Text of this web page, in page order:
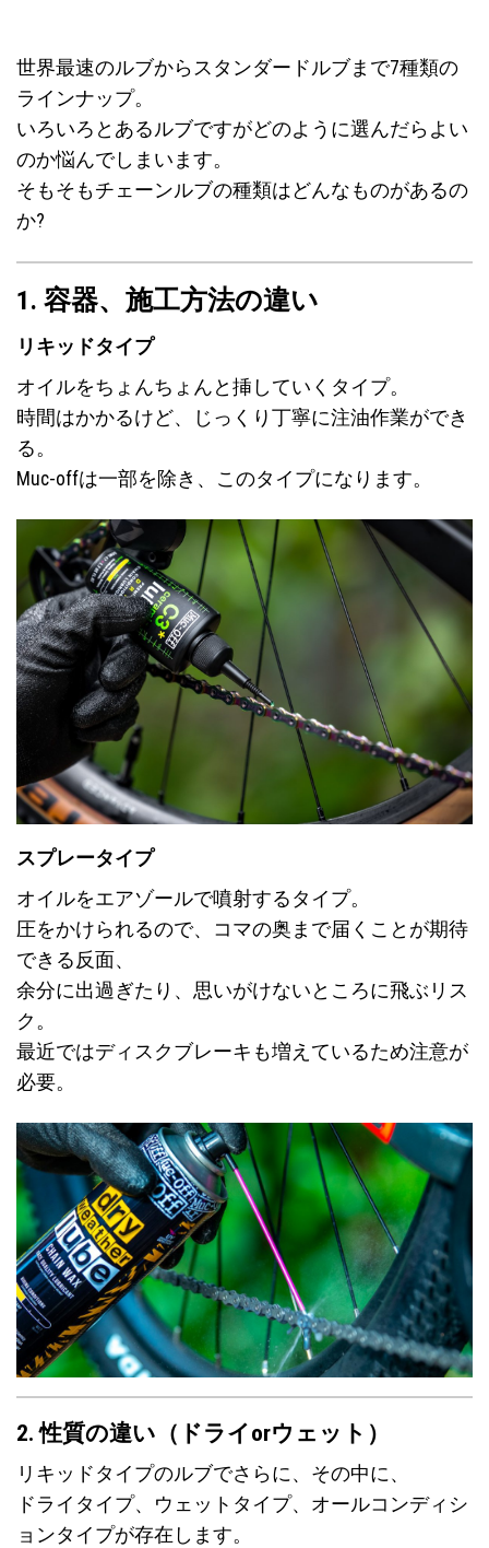
世界最速のルブからスタンダードルブまで7種類の
ラインナップ。
いろいろとあるルブですがどのように選んだらよい
のか悩んでしまいます。
そもそもチェーンルブの種類はどんなものがあるの
か?
1. 容器、施工方法の違い
リキッドタイプ
オイルをちょんちょんと挿していくタイプ。
時間はかかるけど、じっくり丁寧に注油作業ができ
る。
Muc-offは一部を除き、このタイプになります。
スプレータイプ
オイルをエアゾールで噴射するタイプ。
圧をかけられるので、コマの奥まで届くことが期待
できる反面、
余分に出過ぎたり、思いがけないところに飛ぶリス
ク。
最近ではディスクブレーキも増えているため注意が
必要。
2. 性質の違い（ドライorウェット）
リキッドタイプのルブでさらに、その中に、
ドライタイプ、ウェットタイプ、オールコンディシ
ョンタイプが存在します。